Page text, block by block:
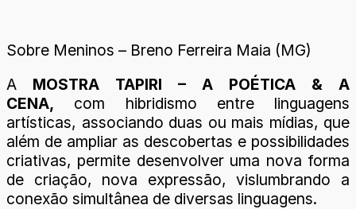
Sobre Meninos – Breno Ferreira Maia (MG)
A MOSTRA TAPIRI – A POÉTICA & A
CENA, com hibridismo entre linguagens
artísticas, associando duas ou mais mídias, que
além de ampliar as descobertas e possibilidades
criativas, permite desenvolver uma nova forma
de criação, nova expressão, vislumbrando a
conexão simultânea de diversas linguagens.